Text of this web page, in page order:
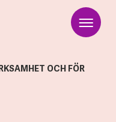
OCH FÖR